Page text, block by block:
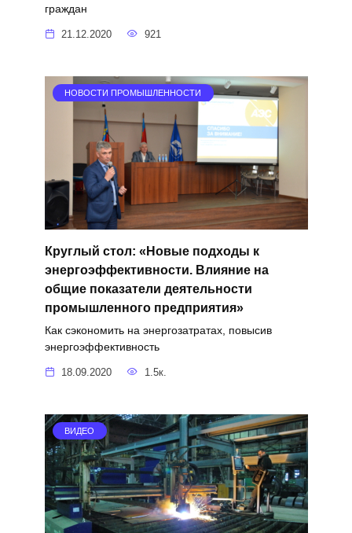
граждан
21.12.2020 921
НОВОСТИ ПРОМЫШЛЕННОСТИ
Круглый стол: «Новые подходы к
энергоэффективности. Влияние на
общие показатели деятельности
промышленного предприятия»
Как сэкономить на энергозатратах, повысив
энергоэффективность
18.09.2020 1.5к.
ВИДЕО